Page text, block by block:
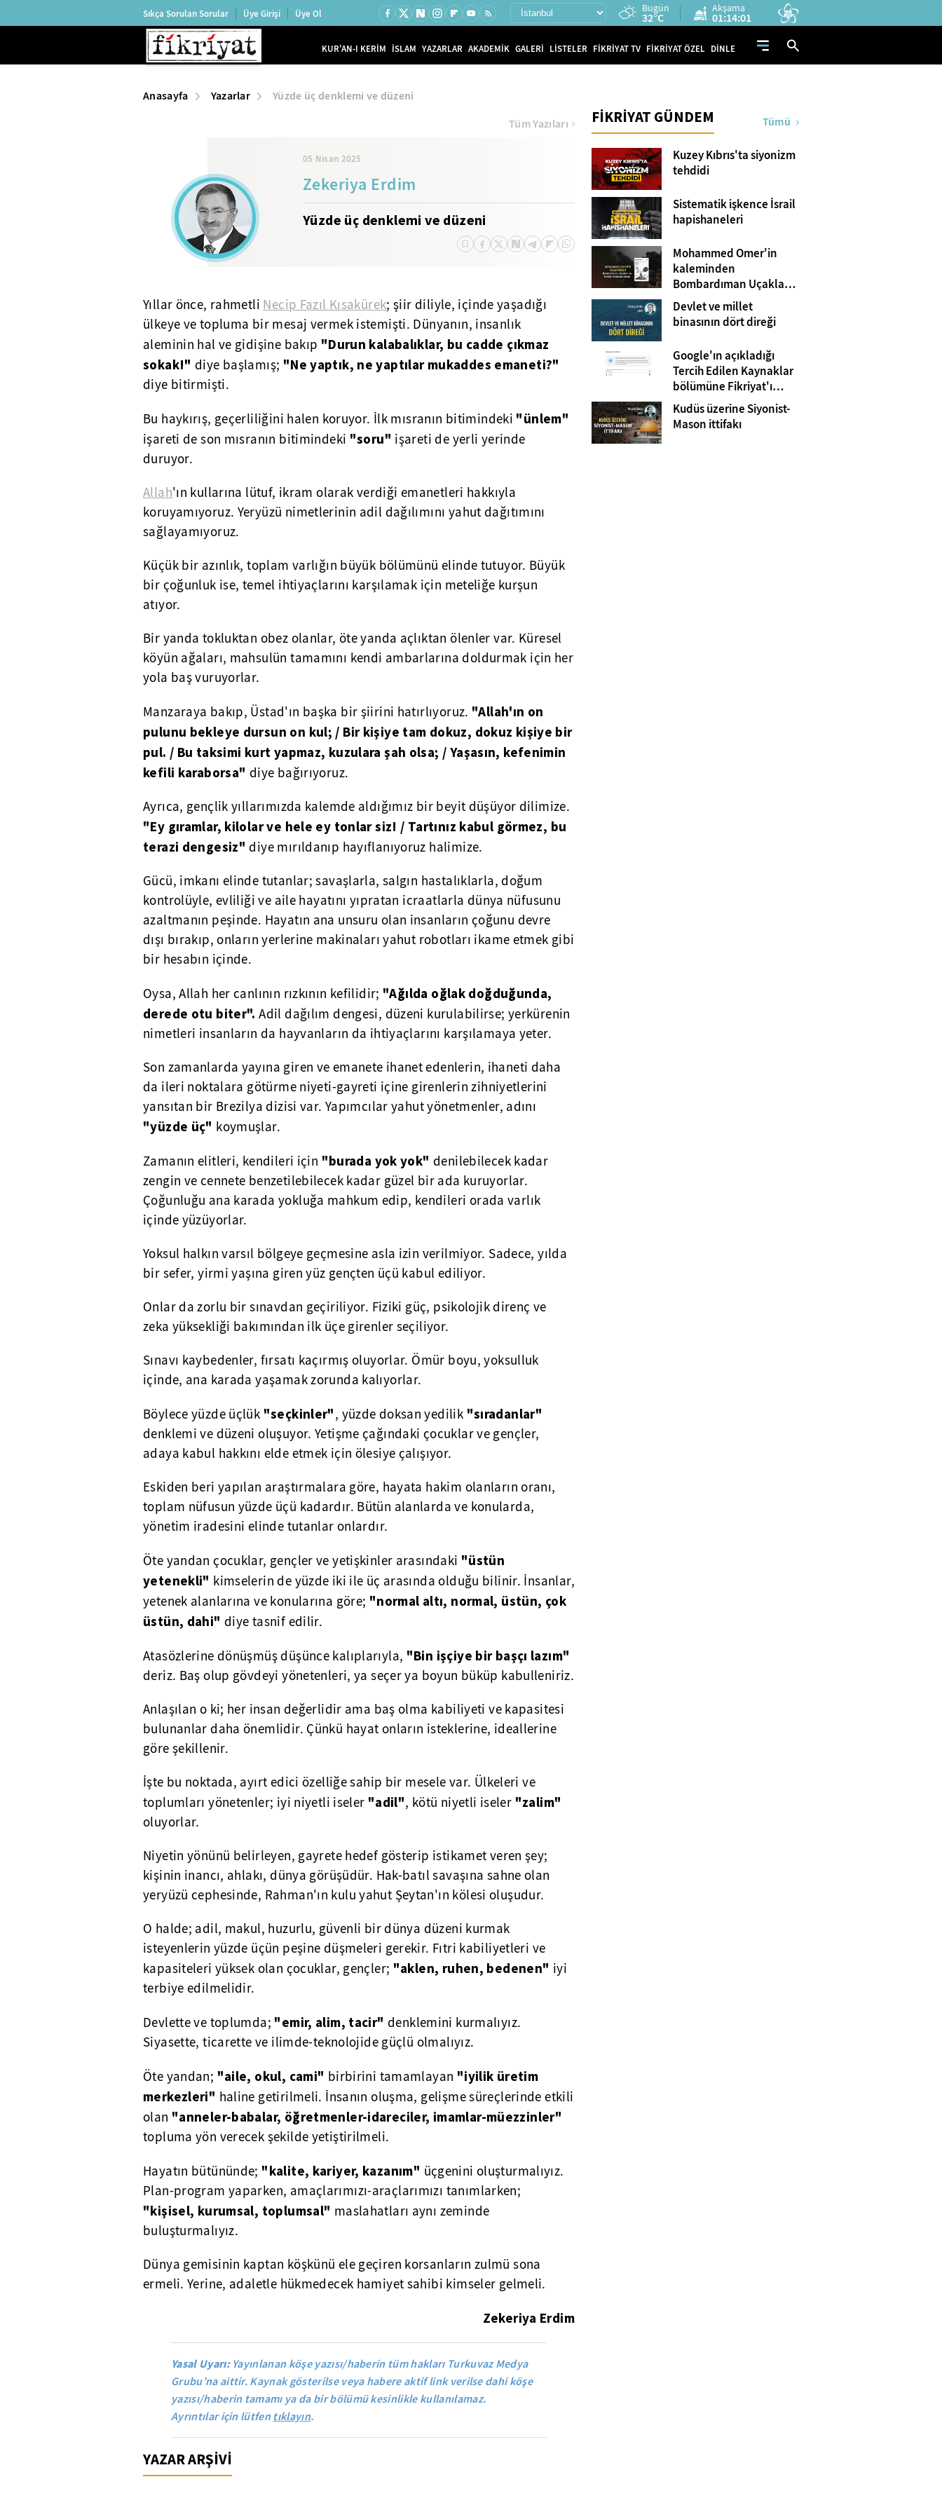
Sıkça Sorulan Sorular Üye Girişi Üye Ol Bugün
32°C
Akşama
01:14:00
KUR'AN-I KERİM İSLAM YAZARLAR AKADEMİK GALERİ LİSTELER FİKRİYAT TV FİKRİYAT ÖZEL DİNLE
Anasayfa Yazarlar Yüzde üç denklemi ve düzeni
05 Nisan 2025
Zekeriya Erdim
Yüzde üç denklemi ve düzeni
Tüm Yazıları
Yıllar önce, rahmetli Necip Fazıl Kısakürek; şiir diliyle, içinde yaşadığı
ülkeye ve topluma bir mesaj vermek istemişti. Dünyanın, insanlık
aleminin hal ve gidişine bakıp "Durun kalabalıklar, bu cadde çıkmaz
sokak!" diye başlamış; "Ne yaptık, ne yaptılar mukaddes emaneti?"
diye bitirmişti.
Bu haykırış, geçerliliğini halen koruyor. İlk mısranın bitimindeki "ünlem"
işareti de son mısranın bitimindeki "soru" işareti de yerli yerinde
duruyor.
Allah'ın kullarına lütuf, ikram olarak verdiği emanetleri hakkıyla
koruyamıyoruz. Yeryüzü nimetlerinin adil dağılımını yahut dağıtımını
sağlayamıyoruz.
Küçük bir azınlık, toplam varlığın büyük bölümünü elinde tutuyor. Büyük
bir çoğunluk ise, temel ihtiyaçlarını karşılamak için meteliğe kurşun
atıyor.
Bir yanda tokluktan obez olanlar, öte yanda açlıktan ölenler var. Küresel
köyün ağaları, mahsulün tamamını kendi ambarlarına doldurmak için her
yola baş vuruyorlar.
Manzaraya bakıp, Üstad'ın başka bir şiirini hatırlıyoruz. "Allah'ın on
pulunu bekleye dursun on kul; / Bir kişiye tam dokuz, dokuz kişiye bir
pul. / Bu taksimi kurt yapmaz, kuzulara şah olsa; / Yaşasın, kefenimin
kefili karaborsa" diye bağırıyoruz.
Ayrıca, gençlik yıllarımızda kalemde aldığımız bir beyit düşüyor dilimize.
"Ey gıramlar, kilolar ve hele ey tonlar siz! / Tartınız kabul görmez, bu
terazi dengesiz" diye mırıldanıp hayıflanıyoruz halimize.
Gücü, imkanı elinde tutanlar; savaşlarla, salgın hastalıklarla, doğum
kontrolüyle, evliliği ve aile hayatını yıpratan icraatlarla dünya nüfusunu
azaltmanın peşinde. Hayatın ana unsuru olan insanların çoğunu devre
dışı bırakıp, onların yerlerine makinaları yahut robotları ikame etmek gibi
bir hesabın içinde.
Oysa, Allah her canlının rızkının kefilidir; "Ağılda oğlak doğduğunda,
derede otu biter".Adil dağılım dengesi, düzeni kurulabilirse; yerkürenin
nimetleri insanların da hayvanların da ihtiyaçlarını karşılamaya yeter.
Son zamanlarda yayına giren ve emanete ihanet edenlerin, ihaneti daha
da ileri noktalara götürme niyeti-gayreti içine girenlerin zihniyetlerini
yansıtan bir Brezilya dizisi var. Yapımcılar yahut yönetmenler, adını
"yüzde üç" koymuşlar.
Zamanın elitleri, kendileri için "burada yok yok" denilebilecek kadar
zengin ve cennete benzetilebilecek kadar güzel bir ada kuruyorlar.
Çoğunluğu ana karada yokluğa mahkum edip, kendileri orada varlık
içinde yüzüyorlar.
Yoksul halkın varsıl bölgeye geçmesine asla izin verilmiyor. Sadece, yılda
bir sefer, yirmi yaşına giren yüz gençten üçü kabul ediliyor.
Onlar da zorlu bir sınavdan geçiriliyor. Fiziki güç, psikolojik direnç ve
zeka yüksekliği bakımından ilk üçe girenler seçiliyor.
Sınavı kaybedenler, fırsatı kaçırmış oluyorlar. Ömür boyu, yoksulluk
içinde, ana karada yaşamak zorunda kalıyorlar.
Böylece yüzde üçlük "seçkinler", yüzde doksan yedilik "sıradanlar"
denklemi ve düzeni oluşuyor. Yetişme çağındaki çocuklar ve gençler,
adaya kabul hakkını elde etmek için ölesiye çalışıyor.
Eskiden beri yapılan araştırmalara göre, hayata hakim olanların oranı,
toplam nüfusun yüzde üçü kadardır. Bütün alanlarda ve konularda,
yönetim iradesini elinde tutanlar onlardır.
Öte yandan çocuklar, gençler ve yetişkinler arasındaki "üstün
yetenekli" kimselerin de yüzde iki ile üç arasında olduğu bilinir. İnsanlar,
yetenek alanlarına ve konularına göre; "normal altı, normal, üstün, çok
üstün, dahi" diye tasnif edilir.
Atasözlerine dönüşmüş düşünce kalıplarıyla, "Bin işçiye bir başçı lazım"
deriz. Baş olup gövdeyi yönetenleri, ya seçer ya boyun büküp kabulleniriz.
Anlaşılan o ki; her insan değerlidir ama baş olma kabiliyeti ve kapasitesi
bulunanlar daha önemlidir. Çünkü hayat onların isteklerine, ideallerine
göre şekillenir.
İşte bu noktada, ayırt edici özelliğe sahip bir mesele var. Ülkeleri ve
toplumları yönetenler; iyi niyetli iseler "adil", kötü niyetli iseler "zalim"
oluyorlar.
Niyetin yönünü belirleyen, gayrete hedef gösterip istikamet veren şey;
kişinin inancı, ahlakı, dünya görüşüdür. Hak-batıl savaşına sahne olan
yeryüzü cephesinde, Rahman'ın kulu yahut Şeytan'ın kölesi oluşudur.
O halde; adil, makul, huzurlu, güvenli bir dünya düzeni kurmak
isteyenlerin yüzde üçün peşine düşmeleri gerekir. Fıtri kabiliyetleri ve
kapasiteleri yüksek olan çocuklar, gençler; "aklen, ruhen, bedenen" iyi
terbiye edilmelidir.
Devlette ve toplumda; "emir, alim, tacir" denklemini kurmalıyız.
Siyasette, ticarette ve ilimde-teknolojide güçlü olmalıyız.
Öte yandan; "aile, okul, cami" birbirini tamamlayan "iyilik üretim
merkezleri" haline getirilmeli. İnsanın oluşma, gelişme süreçlerinde etkili
olan "anneler-babalar, öğretmenler-idareciler, imamlar-müezzinler"
topluma yön verecek şekilde yetiştirilmeli.
Hayatın bütününde; "kalite, kariyer, kazanım" üçgenini oluşturmalıyız.
Plan-program yaparken, amaçlarımızı-araçlarımızı tanımlarken;
"kişisel, kurumsal, toplumsal" maslahatları aynı zeminde
buluşturmalıyız.
Dünya gemisinin kaptan köşkünü ele geçiren korsanların zulmü sona
ermeli. Yerine, adaletle hükmedecek hamiyet sahibi kimseler gelmeli.
Zekeriya Erdim
Yasal Uyarı: Yayınlanan köşe yazısı/haberin tüm hakları Turkuvaz Medya
Grubu’na aittir. Kaynak gösterilse veya habere aktif link verilse dahi köşe
yazısı/haberin tamamı ya da bir bölümü kesinlikle kullanılamaz.
Ayrıntılar için lütfentıklayın.
YAZAR ARŞİVİ
FİKRİYAT GÜNDEM Tümü
Kuzey Kıbrıs'ta siyonizm
tehdidi
Sistematik işkence İsrail
hapishaneleri
Mohammed Omer'in
kaleminden
Bombardıman Uçakları
ve Tanklar Arasında
Gazze
Devlet ve millet
binasının dört direği
Google'ın açıkladığı
Tercih Edilen Kaynaklar
bölümüne Fikriyat'ı
eklemeyi unutmayın!
Kudüs üzerine Siyonist-
Mason ittifakı